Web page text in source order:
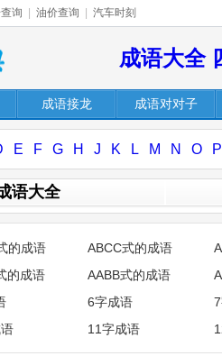
询 油价查询 汽车时刻
成语大全
成语接龙 成语对对子
E F G H J K L M N O P
语大全
的成语 ABCC式的成语
的成语 AABB式的成语
6字成语
11字成语